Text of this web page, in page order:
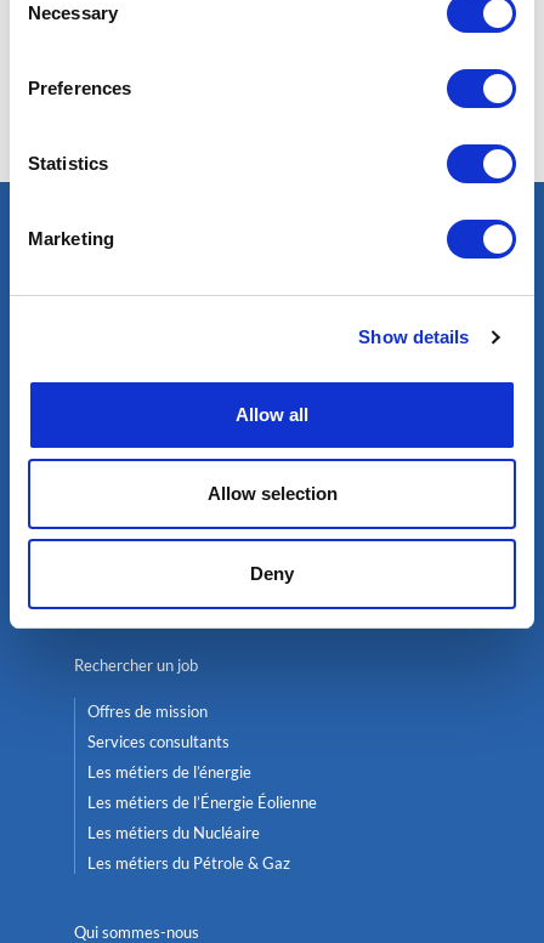
Selection
Necessary
Preferences
Statistics
Marketing
Show details
Allow all
Allow selection
Deny
POSTULEZ MAINTENANT
Trouver un expert
Pétrole & Gaz
Mobilité internationale de qualité
Chasse de profils
Services d’intégrité des puits
Rechercher un job
Offres de mission
Services consultants
Les métiers de l’énergie
Les métiers de l’Énergie Éolienne
Les métiers du Nucléaire
Les métiers du Pétrole & Gaz
Qui sommes-nous